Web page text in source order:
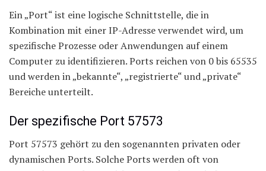
Ein „Port“ ist eine logische Schnittstelle, die in
Kombination mit einer IP-Adresse verwendet wird, um
spezifische Prozesse oder Anwendungen auf einem
Computer zu identifizieren. Ports reichen von 0 bis 65535
und werden in „bekannte“, „registrierte“ und „private“
Bereiche unterteilt.
Der spezifische Port 57573
Port 57573 gehört zu den sogenannten privaten oder
dynamischen Ports. Solche Ports werden oft von